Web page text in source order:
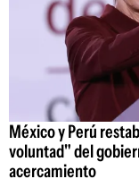
México y Perú
voluntad" del
acercamiento